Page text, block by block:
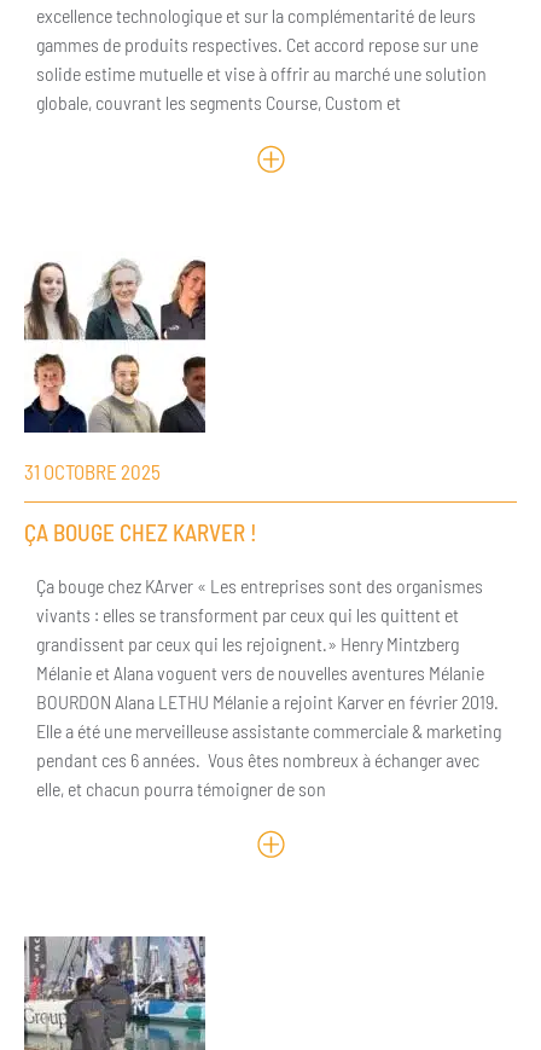
excellence technologique et sur la complémentarité de leurs
gammes de produits respectives. Cet accord repose sur une
solide estime mutuelle et vise à offrir au marché une solution
globale, couvrant les segments Course, Custom et
31 OCTOBRE 2025
ÇA BOUGE CHEZ KARVER !
Ça bouge chez KArver « Les entreprises sont des organismes
vivants : elles se transforment par ceux qui les quittent et
grandissent par ceux qui les rejoignent.» Henry Mintzberg
Mélanie et Alana voguent vers de nouvelles aventures Mélanie
BOURDON Alana LETHU Mélanie a rejoint Karver en février 2019.
Elle a été une merveilleuse assistante commerciale & marketing
pendant ces 6 années. Vous êtes nombreux à échanger avec
elle, et chacun pourra témoigner de son